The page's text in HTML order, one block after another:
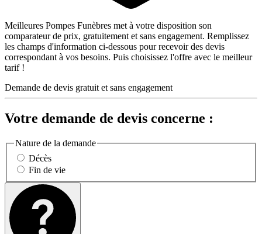
Meilleures Pompes Funèbres met à votre disposition son
comparateur de prix, gratuitement et sans engagement. Remplissez
les champs d'information ci-dessous pour recevoir des devis
correspondant à vos besoins. Puis choisissez l'offre avec le meilleur
tarif !
Demande de devis gratuit et sans engagement
Votre demande de devis concerne :
Nature de la demande
Décès
Fin de vie